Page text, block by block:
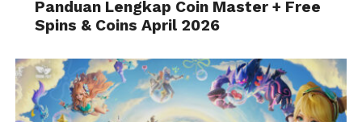
Panduan Lengkap Coin Master + Free
Spins & Coins April 2026